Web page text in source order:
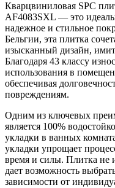
Кварцвиниловая SPC
AF4083SXL — это
надежное и стильное
Бельгии, эта плитка
изысканный дизайн,
Благодаря 43 классу
использования в
обеспечивая
повреждениям.
Одним из ключевых
является 100%
укладки в ванных
укладки упрощает
время и силы. Плитка не
дает возможность
зависимости от